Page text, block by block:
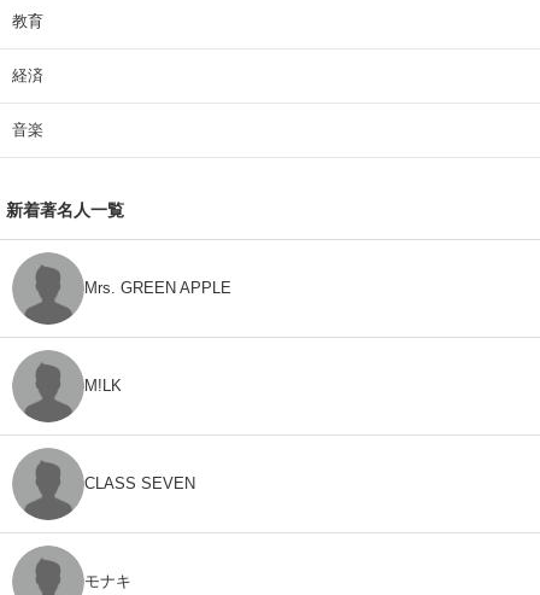
教育
経済
音楽
新着著名人一覧
Mrs. GREEN APPLE
M!LK
CLASS SEVEN
モナキ